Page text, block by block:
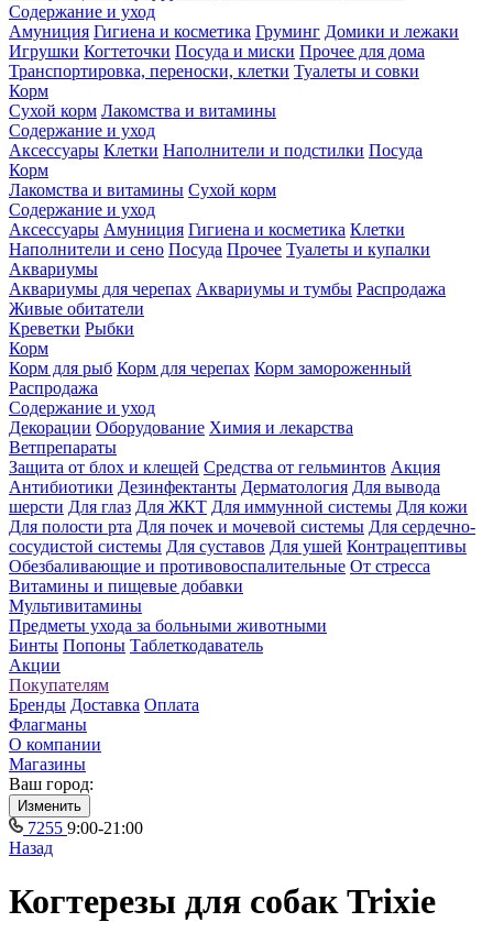
Содержание и уход
Амуниция Гигиена и косметика Груминг Домики и лежаки
Игрушки Когтеточки Посуда и миски Прочее для дома
Транспортировка, переноски, клетки Туалеты и совки
Корм
Сухой корм Лакомства и витамины
Содержание и уход
Аксессуары Клетки Наполнители и подстилки Посуда
Корм
Лакомства и витамины Сухой корм
Содержание и уход
Аксессуары Амуниция Гигиена и косметика Клетки
Наполнители и сено Посуда Прочее Туалеты и купалки
Аквариумы
Аквариумы для черепах Аквариумы и тумбы Распродажа
Живые обитатели
Креветки Рыбки
Корм
Корм для рыб Корм для черепах Корм замороженный
Распродажа
Содержание и уход
Декорации Оборудование Химия и лекарства
Ветпрепараты
Защита от блох и клещей Средства от гельминтов Акция
Антибиотики Дезинфектанты Дерматология Для вывода
шерсти Для глаз Для ЖКТ Для иммунной системы Для кожи
Для полости рта Для почек и мочевой системы Для сердечно-
сосудистой системы Для суставов Для ушей Контрацептивы
Обезбаливающие и противовоспалительные От стресса
Витамины и пищевые добавки
Мультивитамины
Предметы ухода за больными животными
Бинты Попоны Таблеткодаватель
Акции
Покупателям
Бренды Доставка Оплата
Флагманы
О компании
Магазины
Ваш город:
Изменить
7255 9:00-21:00
Назад
Когтерезы для собак Trixie